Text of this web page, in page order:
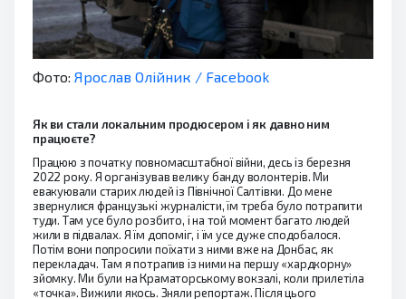
Фото: Ярослав Олійник / Facebook
Як ви стали локальним продюсером і як давно ним
працюєте?
Працюю з початку повномасштабної війни, десь із березня
2022 року. Я організував велику банду волонтерів. Ми
евакуювали старих людей із Північної Салтівки. До мене
звернулися французькі журналісти, їм треба було потрапити
туди. Там усе було розбито, і на той момент багато людей
жили в підвалах. Я їм допоміг, і їм усе дуже сподобалося.
Потім вони попросили поїхати з ними вже на Донбас, як
перекладач. Там я потрапив із ними на першу «хардкорну»
зйомку. Ми були на Краматорському вокзалі, коли прилетіла
«точка». Вижили якось. Зняли репортаж. Після цього